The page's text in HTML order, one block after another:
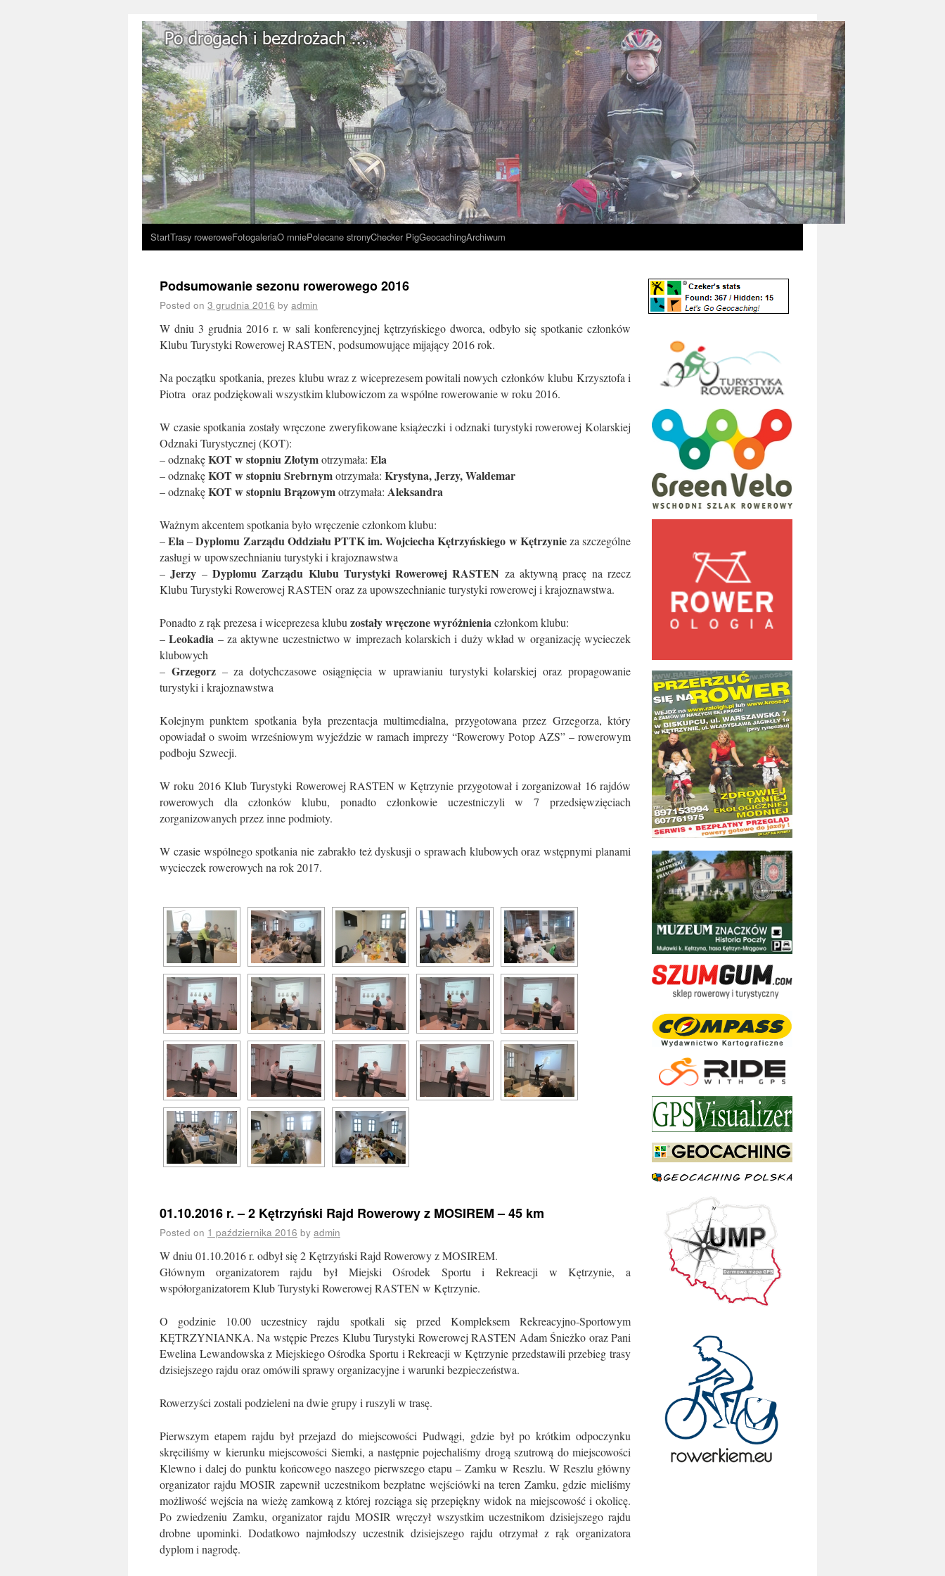
StartTrasy roweroweFotogaleriaO mniePolecane stronyChecker PigGeocachingArchiwum
Podsumowanie sezonu rowerowego 2016
Posted on 3 grudnia 2016 by admin
W dniu 3 grudnia 2016 r. w sali konferencyjnej kętrzyńskiego dworca, odbyło się spotkanie członków
Klubu Turystyki Rowerowej RASTEN, podsumowujące mijający 2016 rok.
Na początku spotkania, prezes klubu wraz z wiceprezesem powitali nowych członków klubu Krzysztofa i
Piotra oraz podziękowali wszystkim klubowiczom za wspólne rowerowanie w roku 2016.
W czasie spotkania zostały wręczone zweryfikowane książeczki i odznaki turystyki rowerowej Kolarskiej
Odznaki Turystycznej (KOT):
– odznakęKOT w stopniu Złotymotrzymała: Ela
– odznakęKOT w stopniu Srebrnymotrzymała: Krystyna, Jerzy, Waldemar
– odznakęKOT w stopniu Brązowymotrzymała: Aleksandra
Ważnym akcentem spotkania było wręczenie członkom klubu:
–Ela–Dyplomu Zarządu Oddziału PTTK im. Wojciecha Kętrzyńskiego w Kętrzynieza szczególne
zasługi w upowszechnianiu turystyki i krajoznawstwa
–Jerzy – Dyplomu Zarządu Klubu Turystyki Rowerowej RASTEN za aktywną pracę na rzecz
Klubu Turystyki Rowerowej RASTEN oraz za upowszechnianie turystyki rowerowej i krajoznawstwa.
Ponadto z rąk prezesa i wiceprezesa klubu zostały wręczone wyróżnieniaczłonkom klubu:
–Leokadia – za aktywne uczestnictwo w imprezach kolarskich i duży wkład w organizację wycieczek
klubowych
– Grzegorz– za dotychczasowe osiągnięcia w uprawianiu turystyki kolarskiej oraz propagowanie
turystyki i krajoznawstwa
Kolejnym punktem spotkania była prezentacja multimedialna, przygotowana przez Grzegorza, który
opowiadał o swoim wrześniowym wyjeździe w ramach imprezy “Rowerowy Potop AZS” – rowerowym
podboju Szwecji.
W roku 2016 Klub Turystyki Rowerowej RASTEN w Kętrzynie przygotował i zorganizował 16 rajdów
rowerowych dla członków klubu, ponadto członkowie uczestniczyli w 7 przedsięwzięciach
zorganizowanych przez inne podmioty.
W czasie wspólnego spotkania nie zabrakło też dyskusji o sprawach klubowych oraz wstępnymi planami
wycieczek rowerowych na rok 2017.
01.10.2016 r. – 2 Kętrzyński Rajd Rowerowy z MOSIREM – 45 km
Posted on 1 października 2016 by admin
W dniu 01.10.2016 r. odbył się 2 Kętrzyński Rajd Rowerowy z MOSIREM.
Głównym organizatorem rajdu był Miejski Ośrodek Sportu i Rekreacji w Kętrzynie, a
współorganizatorem Klub Turystyki Rowerowej RASTEN w Kętrzynie.
O godzinie 10.00 uczestnicy rajdu spotkali się przed Kompleksem Rekreacyjno-Sportowym
KĘTRZYNIANKA. Na wstępie Prezes Klubu Turystyki Rowerowej RASTEN Adam Śnieżko oraz Pani
Ewelina Lewandowska z Miejskiego Ośrodka Sportu i Rekreacji w Kętrzynie przedstawili przebieg trasy
dzisiejszego rajdu oraz omówili sprawy organizacyjne i warunki bezpieczeństwa.
Rowerzyści zostali podzieleni na dwie grupy i ruszyli w trasę.
Pierwszym etapem rajdu był przejazd do miejscowości Pudwągi, gdzie był po krótkim odpoczynku
skręciliśmy w kierunku miejscowości Siemki, a następnie pojechaliśmy drogą szutrową do miejscowości
Klewno i dalej do punktu końcowego naszego pierwszego etapu – Zamku w Reszlu. W Reszlu główny
organizator rajdu MOSIR zapewnił uczestnikom bezpłatne wejściówki na teren Zamku, gdzie mieliśmy
możliwość wejścia na wieżę zamkową z której rozciąga się przepiękny widok na miejscowość i okolicę.
Po zwiedzeniu Zamku, organizator rajdu MOSIR wręczył wszystkim uczestnikom dzisiejszego rajdu
drobne upominki. Dodatkowo najmłodszy uczestnik dzisiejszego rajdu otrzymał z rąk organizatora
dyplom i nagrodę.